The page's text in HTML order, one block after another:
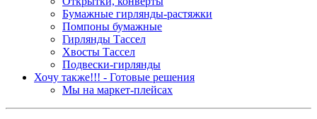
Бумажные гирлянды-растяжки
Помпоны бумажные
Гирлянды Тассел
Хвосты Тассел
Подвески-гирлянды
Хочу также!!! - Готовые решения
Мы на маркет-плейсах